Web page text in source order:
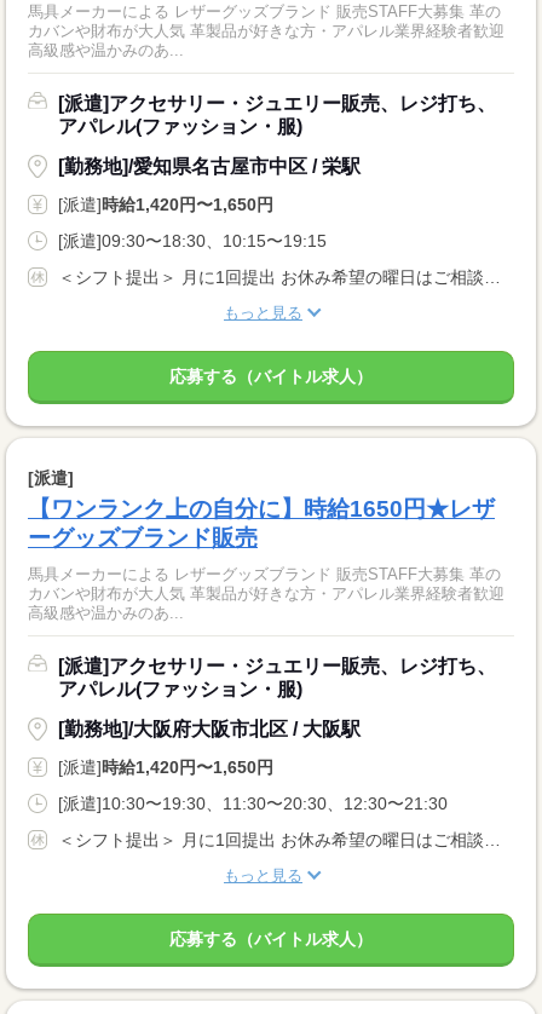
馬具メーカーによる レザーグッズブランド 販売STAFF大募集 革の
カバンや財布が大人気 革製品が好きな方・アパレル業界経験者歓迎
高級感や温かみのあ...
[派遣]アクセサリー・ジュエリー販売、レジ打ち、
アパレル(ファッション・服)
[勤務地]/愛知県名古屋市中区 / 栄駅
[派遣]時給1,420円〜1,650円
[派遣]09:30〜18:30、10:15〜19:15
もっと見る
応募する（バイトル求人）
[派遣]
【ワンランク上の自分に】時給1650円★レザ
ーグッズブランド販売
馬具メーカーによる レザーグッズブランド 販売STAFF大募集 革の
カバンや財布が大人気 革製品が好きな方・アパレル業界経験者歓迎
高級感や温かみのあ...
[派遣]アクセサリー・ジュエリー販売、レジ打ち、
アパレル(ファッション・服)
[勤務地]/大阪府大阪市北区 / 大阪駅
[派遣]時給1,420円〜1,650円
[派遣]10:30〜19:30、11:30〜20:30、12:30〜21:30
もっと見る
応募する（バイトル求人）